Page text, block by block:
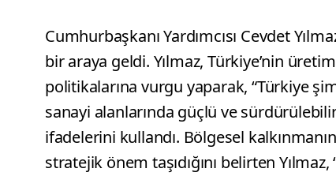
Cumhurbaşkanı Yardımcısı Cevdet
bir araya geldi. Yılmaz, Türkiye’nin
politikalarına vurgu yaparak, “Türkiye
sanayi alanlarında güçlü ve
ifadelerini kullandı. Bölgesel
stratejik önem taşıdığını belirten